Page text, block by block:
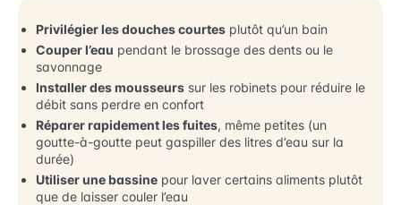
Privilégier les douches courtes plutôt qu’un bain
Couper l’eau pendant le brossage des dents ou le
savonnage
Installer des mousseurs sur les robinets pour réduire le
débit sans perdre en confort
Réparer rapidement les fuites, même petites (un
goutte-à-goutte peut gaspiller des litres d’eau sur la
durée)
Utiliser une bassine pour laver certains aliments plutôt
que de laisser couler l’eau